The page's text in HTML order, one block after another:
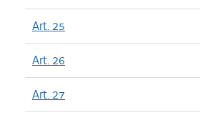
Art. 25
Art. 26
Art. 27